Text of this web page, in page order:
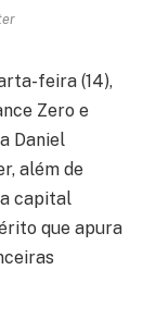
feira (14),
Zero e
Daniel
além de
capital
que apura